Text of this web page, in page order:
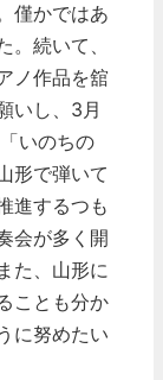
僅かではあ
続いて、
ノ作品を舘
いし、3月
いのちの
形で弾いて
進するつも
会が多く開
た、山形に
ことも分か
に努めたい